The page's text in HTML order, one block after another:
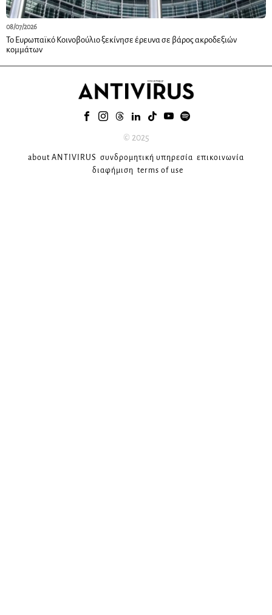
08/07/2026
Το Ευρωπαϊκό Κοινοβούλιο ξεκίνησε έρευνα σε βάρος ακροδεξιών
κομμάτων
© 2025
about ANTIVIRUS συνδρομητική υπηρεσία επικοινωνία
διαφήμιση terms of use